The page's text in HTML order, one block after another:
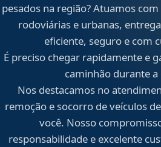
pesados na região? Atuamos
rodoviárias e urbanas,
eficiente, seguro e com
É preciso chegar rapidamente e
caminhão durante a
Nos destacamos no
remoção e socorro de veículos
você. Nosso
responsabilidade e excelente